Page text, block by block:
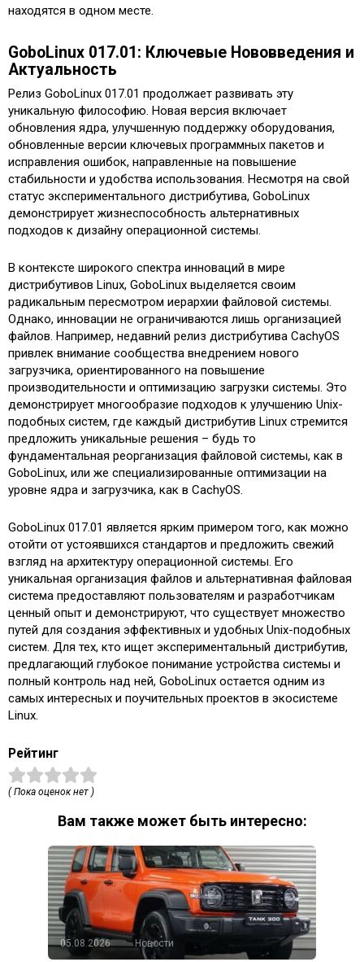
находятся в одном месте.
GoboLinux 017.01: Ключевые Нововведения и
Актуальность
Релиз GoboLinux 017.01 продолжает развивать эту
уникальную философию. Новая версия включает
обновления ядра, улучшенную поддержку оборудования,
обновленные версии ключевых программных пакетов и
исправления ошибок, направленные на повышение
стабильности и удобства использования. Несмотря на свой
статус экспериментального дистрибутива, GoboLinux
демонстрирует жизнеспособность альтернативных
подходов к дизайну операционной системы.
В контексте широкого спектра инноваций в мире
дистрибутивов Linux, GoboLinux выделяется своим
радикальным пересмотром иерархии файловой системы.
Однако, инновации не ограничиваются лишь организацией
файлов. Например, недавний релиз дистрибутива CachyOS
привлек внимание сообщества внедрением нового
загрузчика, ориентированного на повышение
производительности и оптимизацию загрузки системы. Это
демонстрирует многообразие подходов к улучшению Unix-
подобных систем, где каждый дистрибутив Linux стремится
предложить уникальные решения – будь то
фундаментальная реорганизация файловой системы, как в
GoboLinux, или же специализированные оптимизации на
уровне ядра и загрузчика, как в CachyOS.
GoboLinux 017.01 является ярким примером того, как можно
отойти от устоявшихся стандартов и предложить свежий
взгляд на архитектуру операционной системы. Его
уникальная организация файлов и альтернативная файловая
система предоставляют пользователям и разработчикам
ценный опыт и демонстрируют, что существует множество
путей для создания эффективных и удобных Unix-подобных
систем. Для тех, кто ищет экспериментальный дистрибутив,
предлагающий глубокое понимание устройства системы и
полный контроль над ней, GoboLinux остается одним из
самых интересных и поучительных проектов в экосистеме
Linux.
Рейтинг
( Пока оценок нет )
Вам также может быть интересно:
05.08.2026 Новости